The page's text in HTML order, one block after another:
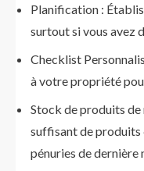
Planification :
surtout si vous avez
Checklist
à votre propriété
Stock de produits
suffisant de produits
pénuries de dernière